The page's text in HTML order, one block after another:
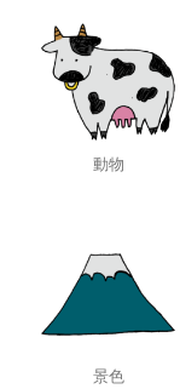
動物
景色